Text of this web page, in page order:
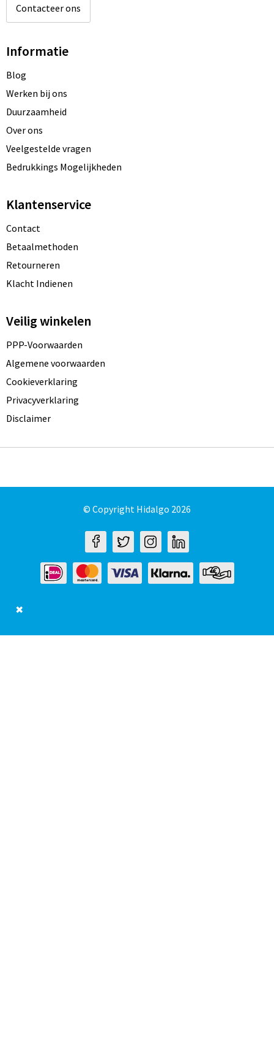
Contacteer ons
Informatie
Blog
Werken bij ons
Duurzaamheid
Over ons
Veelgestelde vragen
Bedrukkings Mogelijkheden
Klantenservice
Contact
Betaalmethoden
Retourneren
Klacht Indienen
Veilig winkelen
PPP-Voorwaarden
Algemene voorwaarden
Cookieverklaring
Privacyverklaring
Disclaimer
© Copyright Hidalgo 2026
✖